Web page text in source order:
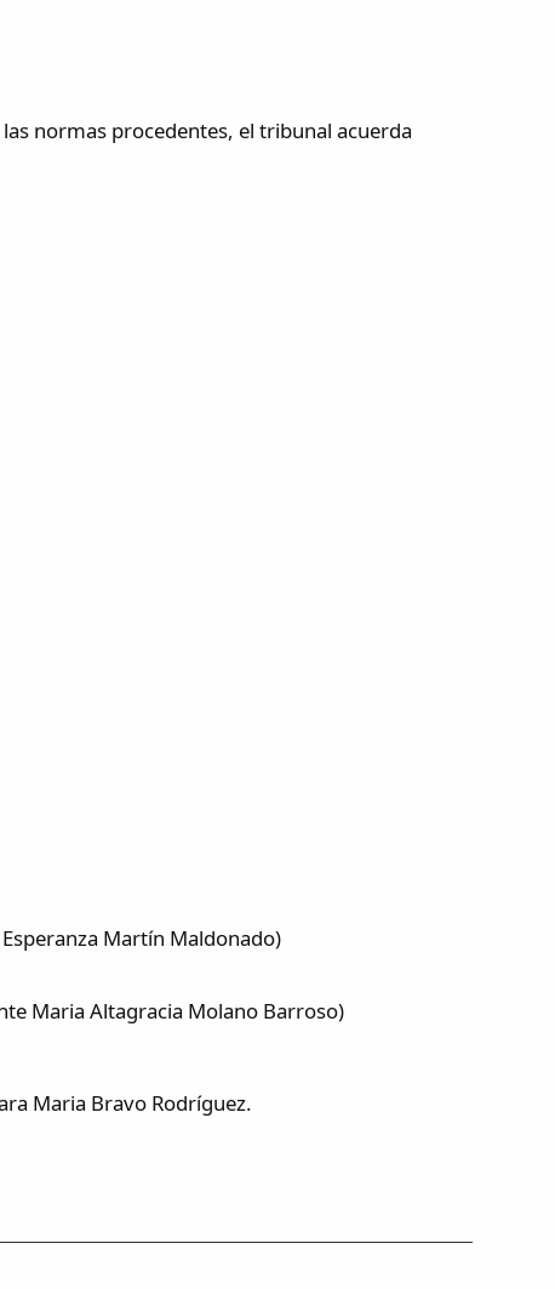
normas procedentes, el tribunal acuerda
Martín Maldonado)
Maria Altagracia Molano Barroso)
Maria Bravo Rodríguez.